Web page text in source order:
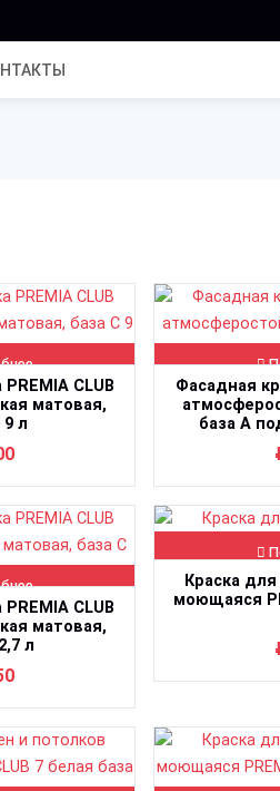
CLUB
матовая,
9 л
Фасадная
база A
CLUB
матовая,
л
Краска
моющаяся